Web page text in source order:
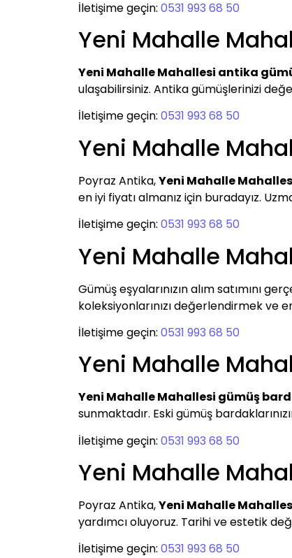
İletişime geçin: 0531 993 68 50
Yeni Mahalle
Yeni Mahalle Mahallesi antika
ulaşabilirsiniz. Antika gümüşlerinizi
İletişime geçin: 0531 993 68 50
Yeni Mahalle
Poyraz Antika,Yeni Mahalle
en iyi fiyatı almanız için buradayız.
İletişime geçin: 0531 993 68 50
Yeni Mahalle
Gümüş eşyalarınızın alım satımını
koleksiyonlarınızı değerlendirmek ve
İletişime geçin: 0531 993 68 50
Yeni Mahalle
Yeni Mahalle Mahallesi gümüş
sunmaktadır. Eski gümüş
İletişime geçin: 0531 993 68 50
Yeni Mahalle
Poyraz Antika,Yeni Mahalle
yardımcı oluyoruz. Tarihi ve estetik
İletişime geçin: 0531 993 68 50